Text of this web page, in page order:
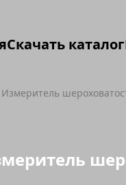
Скачать каталог